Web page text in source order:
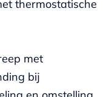
thermostatische
met
bij